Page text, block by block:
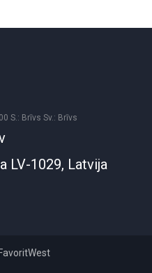
S.: Brīvs Sv.: Brīvs
LV-1029, Latvija
FavoritWest